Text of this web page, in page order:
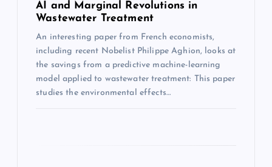
AI and Marginal Revolutions in
Wastewater Treatment
An interesting paper from French economists,
including recent Nobelist Philippe Aghion, looks at
the savings from a predictive machine-learning
model applied to wastewater treatment: This paper
studies the environmental effects…